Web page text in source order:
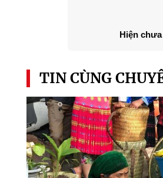
Hiện
TIN CÙNG